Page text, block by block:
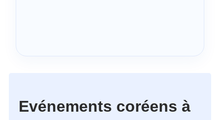
Evénements coréens à